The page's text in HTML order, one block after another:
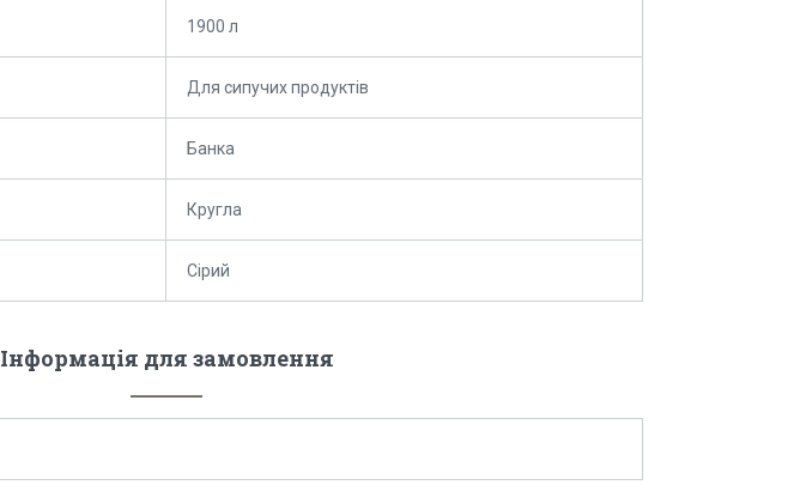
1900 л
Для сипучих продуктів
Банка
Кругла
Сірий
Інформація для замовлення